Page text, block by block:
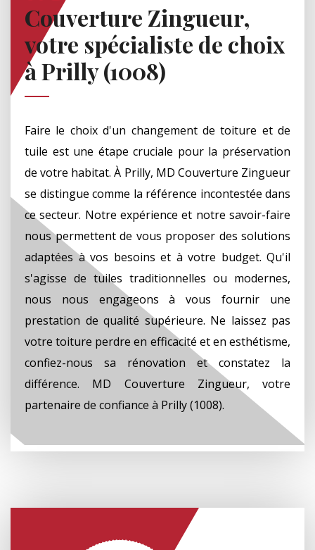
Couverture Zingueur,
votre spécialiste de choix
à Prilly (1008)
Faire le choix d'un changement de toiture et de
tuile est une étape cruciale pour la préservation
de votre habitat. À Prilly, MD Couverture Zingueur
se distingue comme la référence incontestée dans
ce secteur. Notre expérience et notre savoir-faire
nous permettent de vous proposer des solutions
adaptées à vos besoins et à votre budget. Qu'il
s'agisse de tuiles traditionnelles ou modernes,
nous nous engageons à vous fournir une
prestation de qualité supérieure. Ne laissez pas
votre toiture perdre en efficacité et en esthétisme,
confiez-nous sa rénovation et constatez la
différence. MD Couverture Zingueur, votre
partenaire de confiance à Prilly (1008).